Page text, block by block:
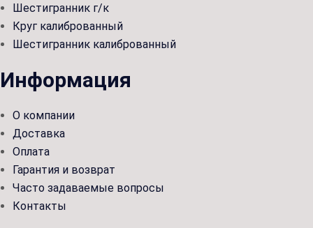
Шестигранник г/к
Круг калиброванный
Шестигранник калиброванный
Информация
О компании
Доставка
Оплата
Гарантия и возврат
Часто задаваемые вопросы
Контакты